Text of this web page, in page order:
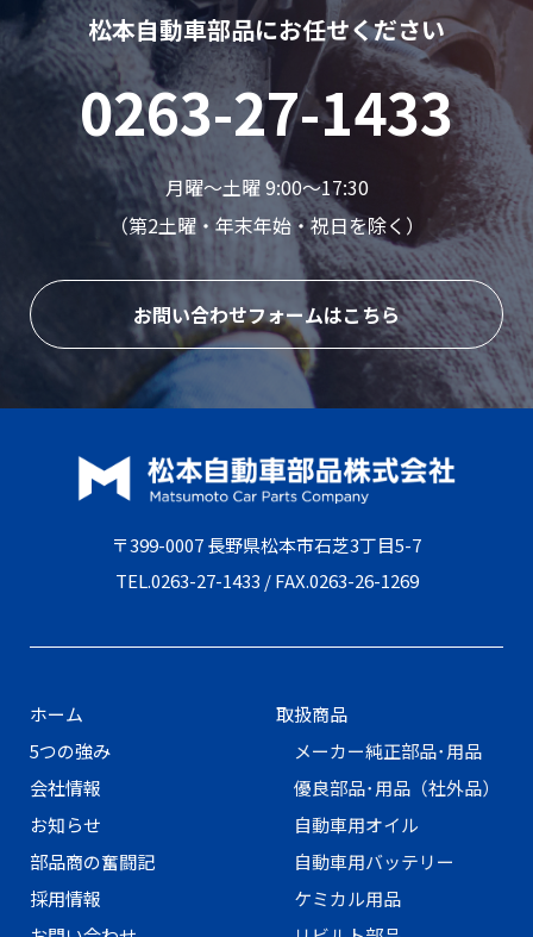
松本自動車部品にお任せください
0263-27-1433
月曜〜土曜 9:00〜17:30
（第2土曜・年末年始・祝日を除く）
お問い合わせフォームはこちら
〒399-0007 長野県松本市石芝3丁目5-7
TEL.0263-27-1433 / FAX.0263-26-1269
ホーム
5つの強み
会社情報
お知らせ
部品商の奮闘記
採用情報
取扱商品
メーカー純正部品･用品
優良部品･用品（社外品）
自動車用オイル
自動車用バッテリー
ケミカル用品